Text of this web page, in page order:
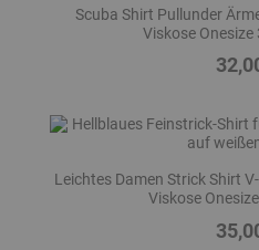
Scuba Shirt Pullunder
Viskose Onesize
Preis
Leichtes Damen Strick Shirt
Viskose
Preis